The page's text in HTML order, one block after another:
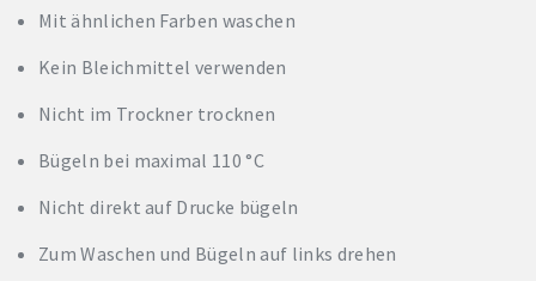
Mit ähnlichen Farben waschen
Kein Bleichmittel verwenden
Nicht im Trockner trocknen
Bügeln bei maximal 110 °C
Nicht direkt auf Drucke bügeln
Zum Waschen und Bügeln auf links drehen